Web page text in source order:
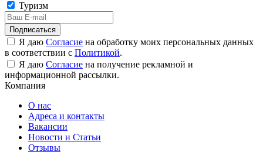
Туризм
Подписаться
Я даю Согласие на обработку моих персональных данных
в соответствии с Политикой.
Я даю Согласие на получение рекламной и
информационной рассылки.
Компания
О нас
Адреса и контакты
Вакансии
Новости и Статьи
Отзывы